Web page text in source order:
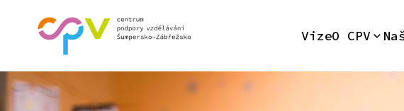
VizeO CPV